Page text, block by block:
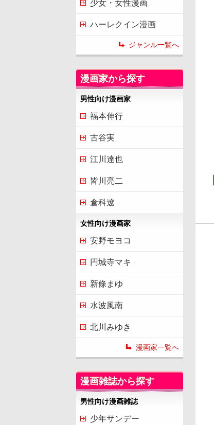
少女・女性漫画
ハーレクイン漫画
ジャンル一覧へ
漫画家から探す
男性向け漫画家
福本伸行
古谷実
江川達也
皆川亮二
倉科遼
女性向け漫画家
安野モヨコ
円城寺マキ
新條まゆ
水波風南
北川みゆき
漫画家一覧へ
漫画雑誌から探す
男性向け漫画雑誌
少年サンデー